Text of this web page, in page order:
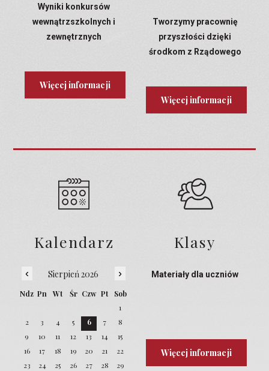
Wyniki konkursów
wewnątrzszkolnych i
zewnętrznych
Więcej informacji
Tworzymy pracownię
przyszłości dzięki
środkom z Rządowego
Więcej informacji
Kalendarz
‹ Sierpień 2026 ›
Ndz Pn Wt Śr Czw Pt
Sob
1
2
3 4 5 6 7
8
9
10 11 12 13 14
15
16
17 18 19 20 21
22
23
24 25 26 27 28
29
Klasy
Materiały dla uczniów
Więcej informacji